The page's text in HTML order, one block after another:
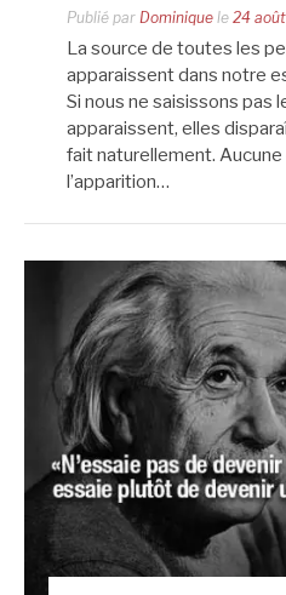
Publié par Dominique le 24
La source de toutes les
apparaissent dans notre
Si nous ne saisissons pas
apparaissent, elles
fait naturellement.
l’apparition…